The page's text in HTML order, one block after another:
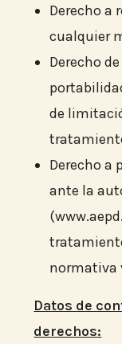
Derecho a
cualquier
Derecho
de
Derecho a
ante la
normativa
Datos de
derechos: